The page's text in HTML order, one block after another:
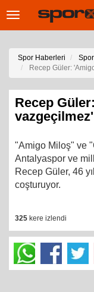
Toggle
Spor Haberleri
Recep Güler:
Recep
vazgeçilmez'
"Amigo Miloş" ve
Antalyaspor ve
Recep Güler, 46
coşturuyor.
325 kere izlendi